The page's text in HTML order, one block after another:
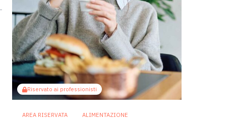
Riservato ai professionisti
AREA RISERVATA ALIMENTAZIONE